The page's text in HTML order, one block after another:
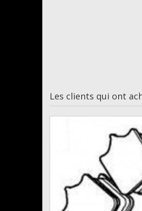
Les clients qui ont